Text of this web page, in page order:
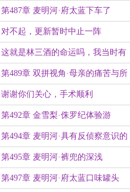
个老太太
第487章 麦明河·府太蓝下车了
对不起，更新暂时中止一阵
这就是林三酒的命运吗，我当时有
点残忍了吧
第489章 双拼视角·母亲的痛苦与所
有物
谢谢你们关心，手术顺利
第492章 金雪梨·侏罗纪体验游
第494章 麦明河·具有反侦察意识的
居民
第495章 麦明河·裤兜的深浅
第497章 麦明河·府太蓝口味罐头